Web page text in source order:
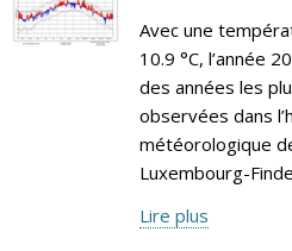
Avec une
10.9 °C, l’année
des années les
observées dans
météorologique
Luxembourg-
Lire plus